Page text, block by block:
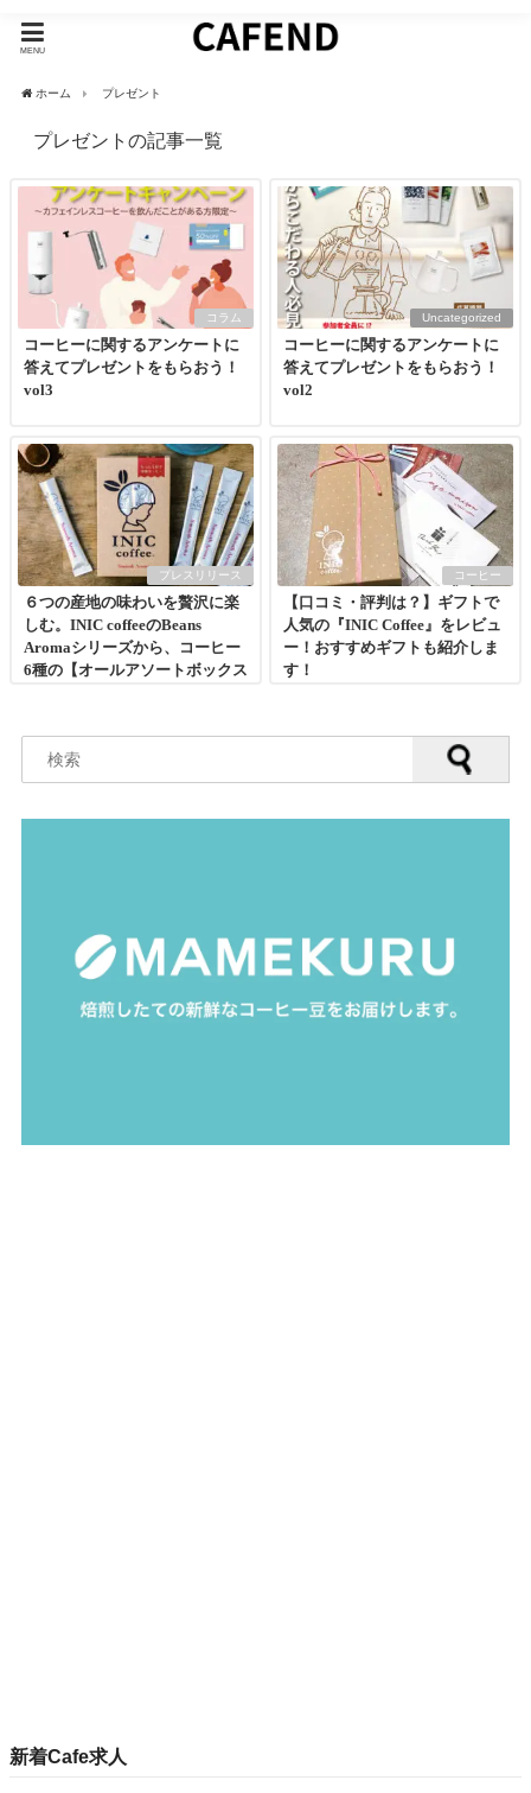
MENU
ホーム プレゼント
プレゼントの記事一覧
コラム
コーヒーに関するアンケートに
答えてプレゼントをもらおう！
vol3
Uncategorized
コーヒーに関するアンケートに
答えてプレゼントをもらおう！
vol2
プレスリリース
６つの産地の味わいを贅沢に楽
しむ。INIC coffeeのBeans
Aromaシリーズから、コーヒー
6種の【オールアソートボックス
コーヒー
【口コミ・評判は？】ギフトで
人気の『INIC Coffee』をレビュ
ー！おすすめギフトも紹介しま
す！
新着Cafe求人